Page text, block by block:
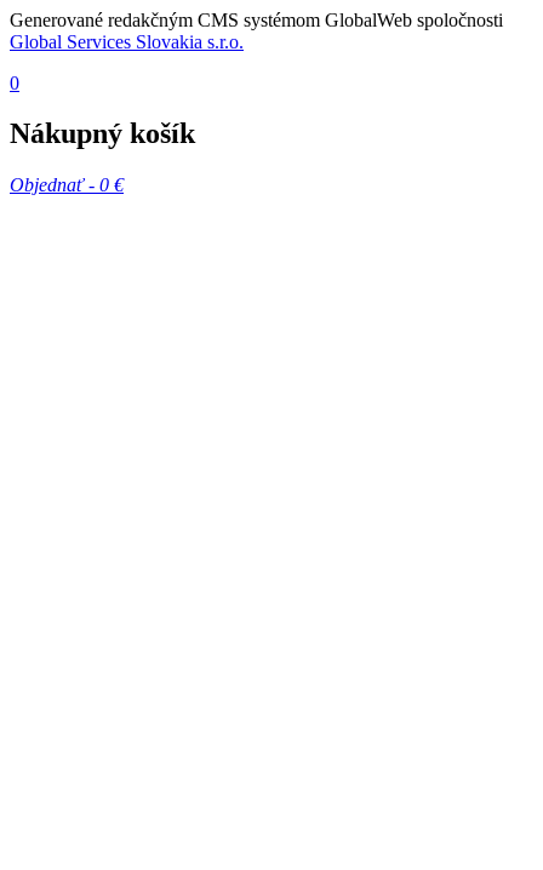
Generované redakčným CMS systémom GlobalWeb spoločnosti
Global Services Slovakia s.r.o.
0
Nákupný košík
Objednať - 0 €